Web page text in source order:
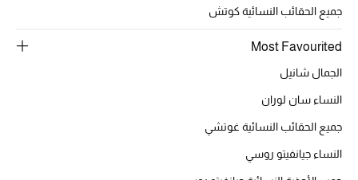
دليل مستلزمات الجمال
عطور الربيع
جميع الحقائب النسائية كوتش
Most Favourited
الجمال شانيل
النساء سان لوران
جميع الحقائب النسائية غوتشي
النساء جيانفيتو روسي